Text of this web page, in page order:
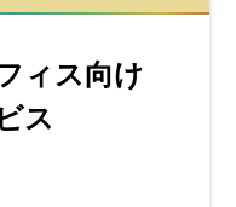
ィス向け
ス